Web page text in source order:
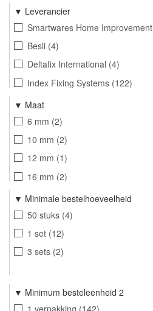
38 mm 3
42 mm 1
47 mm
56 mm 1
Leverancier
Smartwares Home Improvement
Besli 4
Deltafix International 4
Index Fixing Systems 122
Friulsider
Maat
6 mm 2
10 mm 2
12 mm 1
16 mm 2
19 mm
1
16-19 mm 1
4 mm
1
5 mm 1
8 mm
14 mm 1
Minimale bestelhoeveelheid
50 stuks 4
1 set 12
3 sets 2
Minimum besteleenheid 2
1 verpakking 142